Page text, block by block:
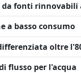
fonti rinnovabili
a basso consumo
oltre
flusso per l'acqua